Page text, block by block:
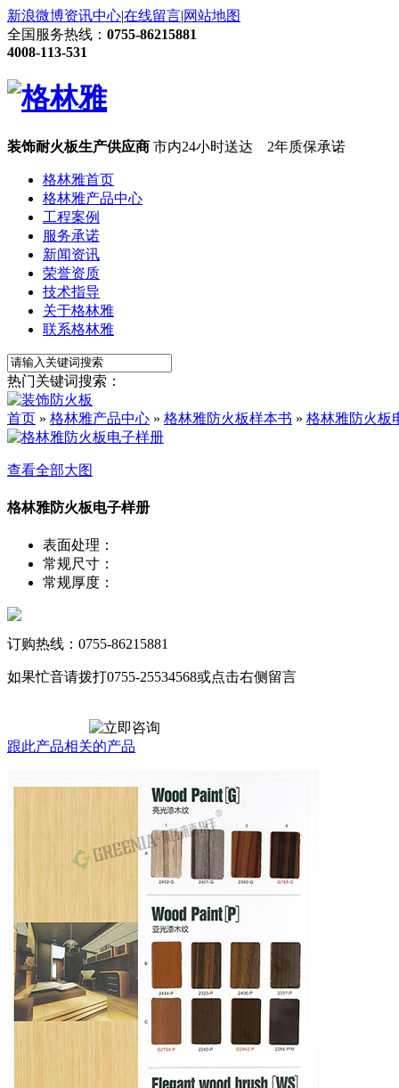
新浪微博资讯中心|在线留言|网站地图
全国服务热线： 0755-86215881
4008-113-531
装饰耐火板生产供应商 市内24小时送达 2年质保承诺
格林雅首页
格林雅产品中心
工程案例
服务承诺
新闻资讯
荣誉资质
技术指导
关于格林雅
联系格林雅
热门关键词搜索：
首页 » 格林雅产品中心 » 格林雅防火板样本书 » 格林雅防火板
查看全部大图
格林雅防火板电子样册
表面处理 ：
常规尺寸 ：
常规厚度 ：
订购热线：0755-86215881
如果忙音请拨打0755-25534568或点击右侧留言
跟此产品相关的产品